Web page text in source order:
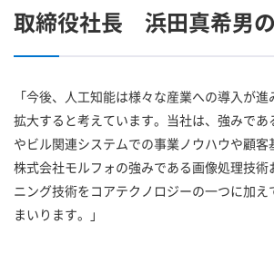
取締役社長 浜田真希男の
「今後、人工知能は様々な産業への導入が
拡大すると考えています。当社は、強みであ
やビル関連システムでの事業ノウハウや顧客
株式会社モルフォの強みである画像処理技術
ニング技術をコアテクノロジーの一つに加え
まいります。」